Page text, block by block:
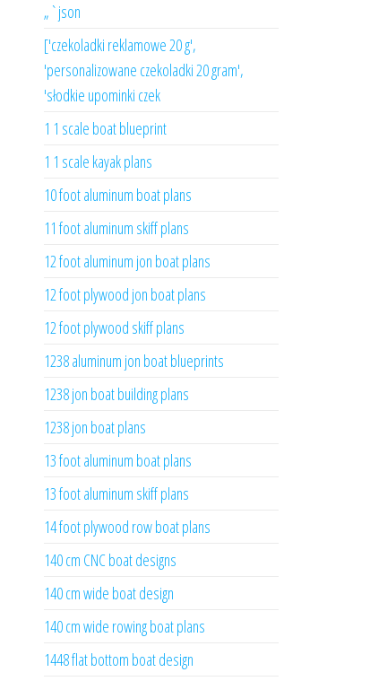
„`json
['czekoladki reklamowe 20 g',
'personalizowane czekoladki 20 gram',
'słodkie upominki czek
1 1 scale boat blueprint
1 1 scale kayak plans
10 foot aluminum boat plans
11 foot aluminum skiff plans
12 foot aluminum jon boat plans
12 foot plywood jon boat plans
12 foot plywood skiff plans
1238 aluminum jon boat blueprints
1238 jon boat building plans
1238 jon boat plans
13 foot aluminum boat plans
13 foot aluminum skiff plans
14 foot plywood row boat plans
140 cm CNC boat designs
140 cm wide boat design
140 cm wide rowing boat plans
1448 flat bottom boat design